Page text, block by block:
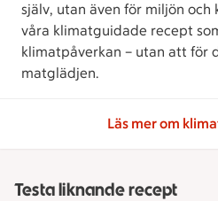
själv, utan även för miljön och
våra klimatguidade recept
klimatpåverkan – utan att för
matglädjen.
Läs mer om
Testa liknande recept